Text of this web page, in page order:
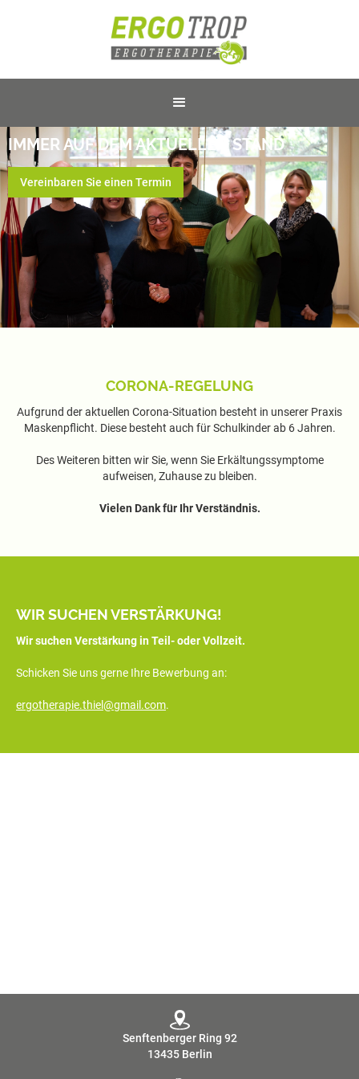
IMMER AUF DEM AKTUELLEN STAND
Vereinbaren Sie einen Termin
CORONA-REGELUNG
Aufgrund der aktuellen Corona-Situation besteht in unserer Praxis
Maskenpflicht. Diese besteht auch für Schulkinder ab 6 Jahren.
Des Weiteren bitten wir Sie, wenn Sie Erkältungssymptome
aufweisen, Zuhause zu bleiben.
Vielen Dank für Ihr Verständnis.
WIR SUCHEN VERSTÄRKUNG!
Wir suchen Verstärkung in Teil- oder Vollzeit.
Schicken Sie uns gerne Ihre Bewerbung an:
ergotherapie.thiel@gmail.com.
Senftenberger Ring 92
13435 Berlin